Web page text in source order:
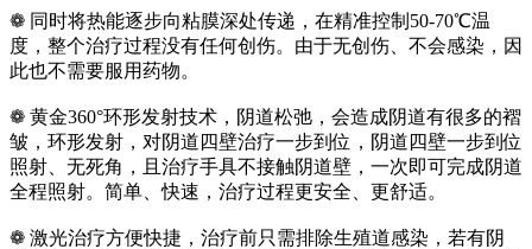
❁ 同时将热能逐步向粘膜深处传递，在精准控制50-70℃温
度，整个治疗过程没有任何创伤。由于无创伤、不会感染，因
此也不需要服用药物。
❁ 黄金360°环形发射技术，阴道松弛，会造成阴道有很多的褶
皱，环形发射，对阴道四壁治疗一步到位，阴道四壁一步到位
照射、无死角，且治疗手具不接触阴道壁，一次即可完成阴道
全程照射。简单、快速，治疗过程更安全、更舒适。
❁ 激光治疗方便快捷，治疗前只需排除生殖道感染，若有阴